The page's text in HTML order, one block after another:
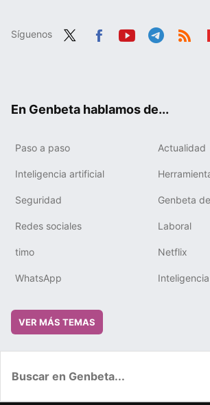
Síguenos
En Genbeta hablamos de...
Paso a paso Actualidad
Inteligencia artificial
Seguridad Genbeta
Redes sociales Laboral
timo Netflix
WhatsApp
VER MÁS TEMAS